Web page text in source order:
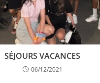
SÉJOURS VACANCES
06/12/2021